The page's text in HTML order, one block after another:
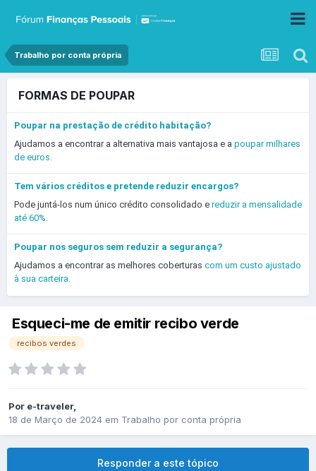
Trabalho por conta própria
FORMAS DE POUPAR
Poupar na prestação de crédito habitação?
Ajudamos a encontrar a alternativa mais vantajosa e a poupar milhares
de euros.
Tem vários créditos e pretende reduzir encargos?
Pode juntá-los num único crédito consolidado e reduzir a mensalidade
até 60%.
Poupar nos seguros sem reduzir a segurança?
Ajudamos a encontrar as melhores coberturas com um custo ajustado
à sua carteira.
Esqueci-me de emitir recibo verde
recibos verdes
Por e-traveler,
18 de Março de 2024 em Trabalho por conta própria
Responder a este tópico